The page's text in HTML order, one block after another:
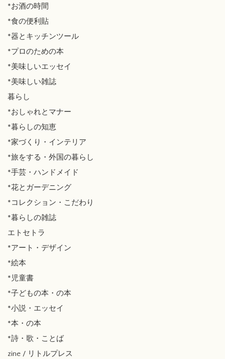
*お酒の時間
*食の便利貼
*器とキッチンツール
*プロのための本
*美味しいエッセイ
*美味しい雑誌
暮らし
*おしゃれとマナー
*暮らしの知恵
*家づくり・インテリア
*旅をする・外国の暮らし
*手芸・ハンドメイド
*花とガーデニング
*コレクション・こだわり
*暮らしの雑誌
エトセトラ
*アート・デザイン
*絵本
*児童書
*子どもの本・の本
*小説・エッセイ
*本・の本
*詩・歌・ことば
zine / リトルプレス